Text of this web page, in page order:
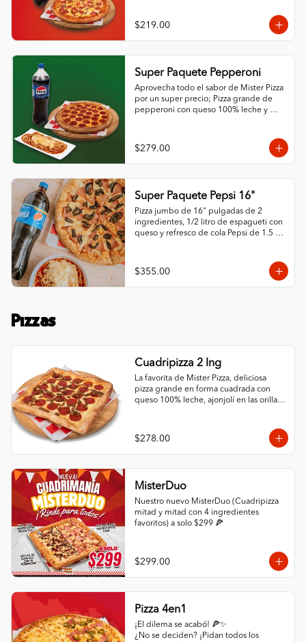
$219.00
Super Paquete Pepperoni
Aprovecha todo el sabor de Mister Pizza
por un super precio; Pizza grande de
pepperoni con queso 100% leche y
de 1.5 L.
$279.00
Super Paquete Pepsi 16"
Pizza jumbo de 16" pulgadas de 2
ingredientes, 1/2 litro de espagueti con
queso y refresco de cola Pepsi de 1.5
$355.00
Pizzas
Cuadripizza 2 Ing
La favorita de Mister Pizza, deliciosa
pizza grande en forma cuadrada con
queso 100% leche, ajonjolí en las orillas
$278.00
MisterDuo
Nuestro nuevo MisterDuo (Cuadripizza
mitad y mitad con 4 ingredientes
favoritos) a solo $299 🍕
$299.00
Pizza 4en1
¡El dilema se acabó! 🍕✨
¿No se deciden? ¡Pidan todos los